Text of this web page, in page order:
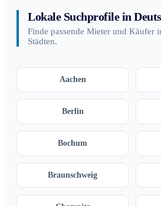
Lokale Suchprofile in
Finde passende Mieter und Käufer
Städten.
Aachen
Berlin
Bochum
Braunschweig